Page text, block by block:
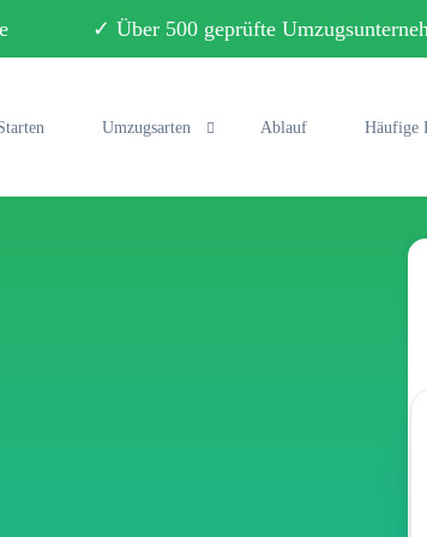
✓ Über 500 geprüfte
Umzugsarten Ablauf Häufige